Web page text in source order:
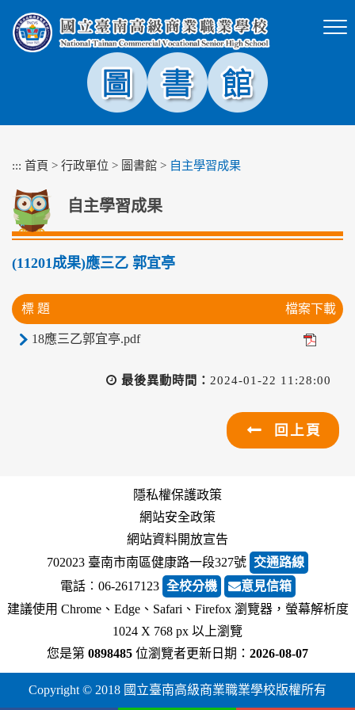
塊
::: 首頁 > 行政單位 > 圖書館 > 自主學習成果
自主學習成果
(11201成果)應三乙 郭宜亭
標 題 檔案下載
18應三乙郭宜亭.pdf
最後異動時間： 2024-01-22 11:28:00
回上頁
隱私權保護政策
網站安全政策
網站資料開放宣告
702023 臺南市南區健康路一段327號 交通路線
電話︰06-2617123 全校分機
意見信箱
建議使用 Chrome、Edge、Safari、Firefox 瀏覽器，螢幕解析度
1024 X 768 px 以上瀏覽
您是第 0898485 位瀏覽者更新日期： 2026-08-07
Copyright © 2018 國立臺南高級商業職業學校版權所有